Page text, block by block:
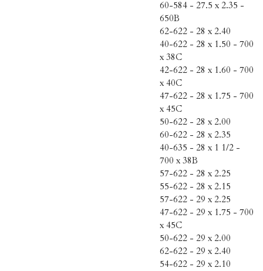
60-584 - 27.5 x 2.35 -
650B
62-622 - 28 x 2.40
40-622 - 28 x 1.50 - 700
x 38C
42-622 - 28 x 1.60 - 700
x 40C
47-622 - 28 x 1.75 - 700
x 45C
50-622 - 28 x 2.00
60-622 - 28 x 2.35
40-635 - 28 x 1 1/2 -
700 x 38B
57-622 - 28 x 2.25
55-622 - 28 x 2.15
57-622 - 29 x 2.25
47-622 - 29 x 1.75 - 700
x 45C
50-622 - 29 x 2.00
62-622 - 29 x 2.40
54-622 - 29 x 2.10